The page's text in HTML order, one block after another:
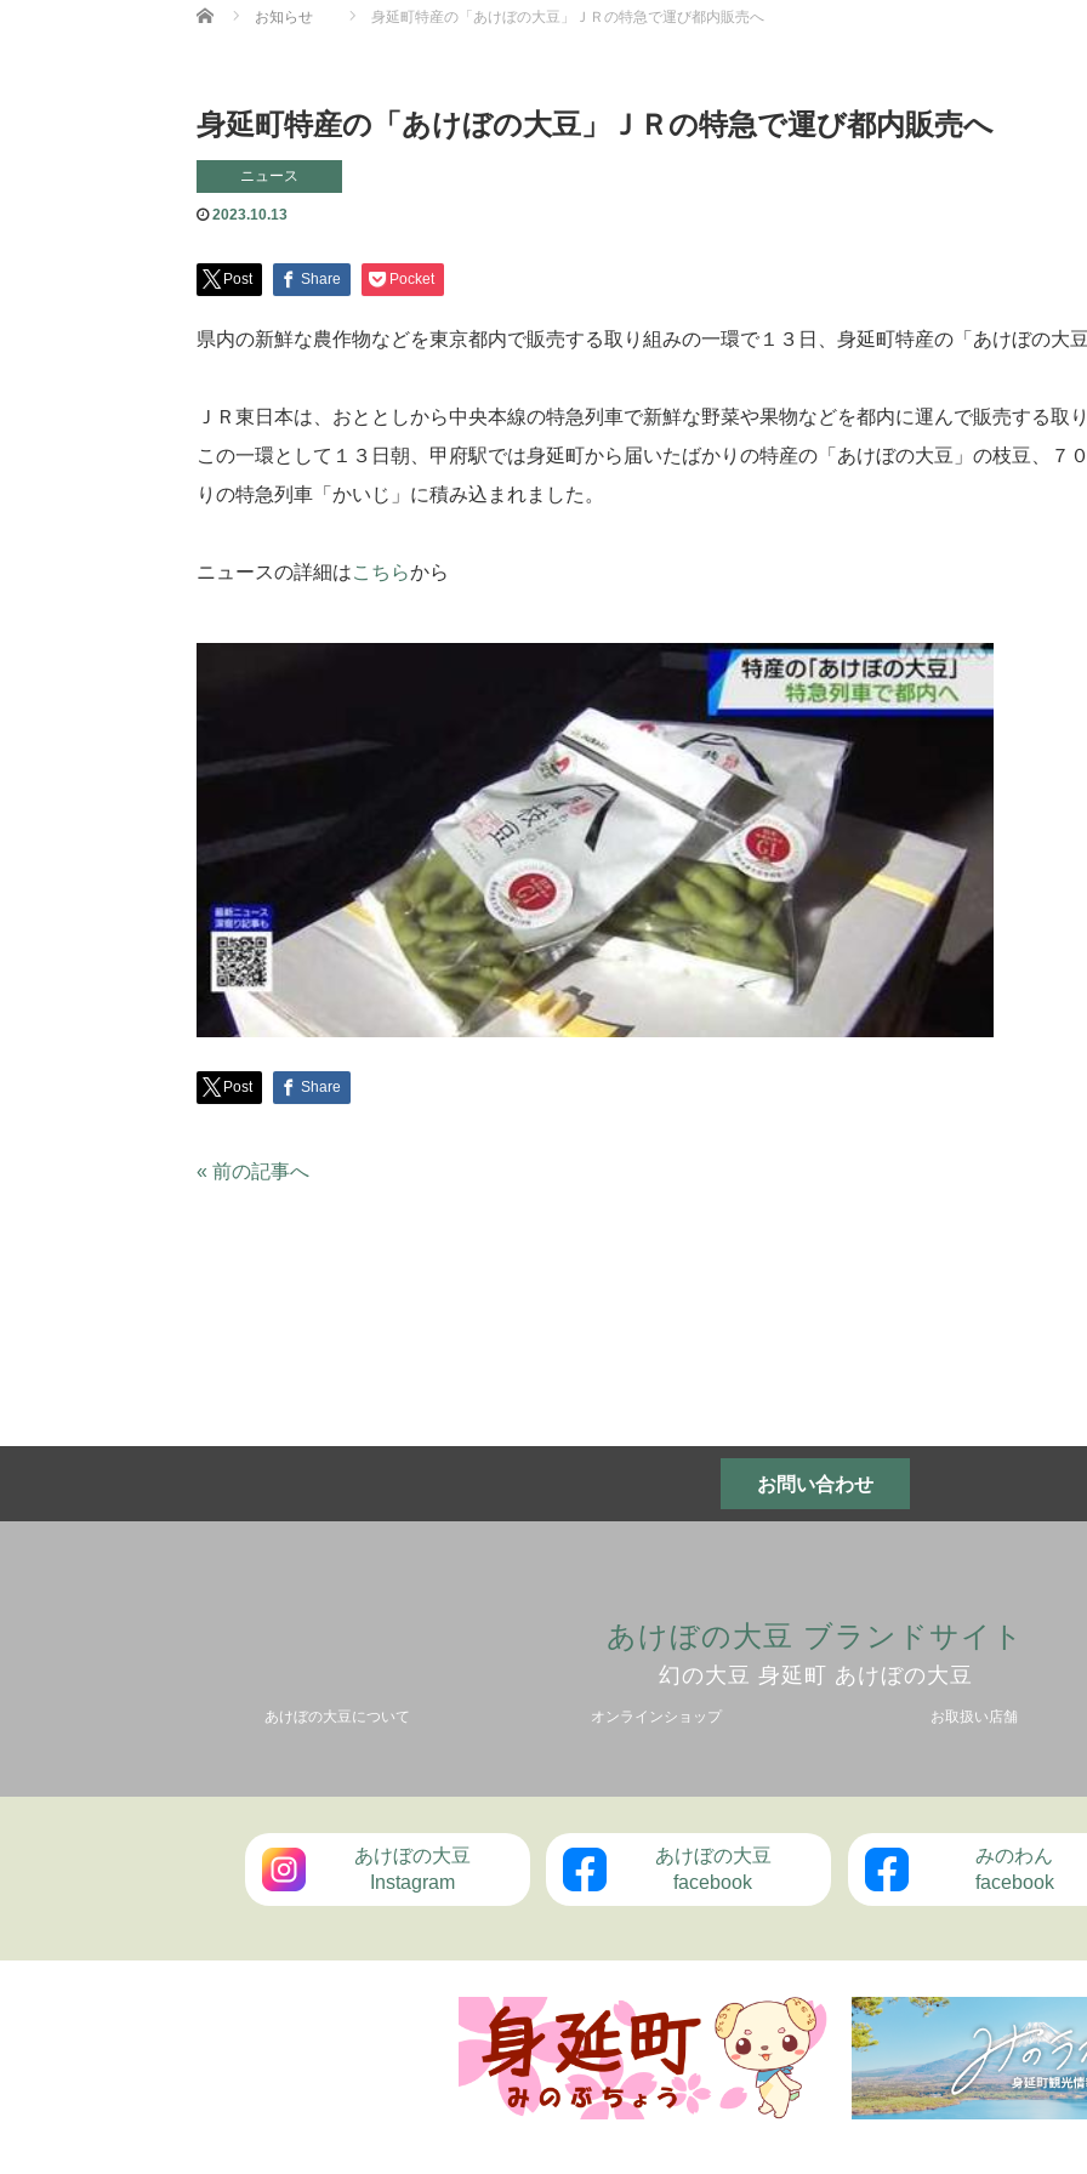
Home お知らせ 身延町特産の「あけぼの大豆」ＪＲの特急で運び都内販売へ
身延町特産の「あけぼの大豆」ＪＲの特急で運び都内販売へ
ニュース
2023.10.13
Post Share Pocket
県内の新鮮な農作物などを東京都内で販売する取り組みの一環で１３日、身延町特産の「あけぼの大
ＪＲ東日本は、おととしから中央本線の特急列車で新鮮な野菜や果物などを都内に運んで販売する取
この一環として１３日朝、甲府駅では身延町から届いたばかりの特産の「あけぼの大豆」の枝豆、７
りの特急列車「かいじ」に積み込まれました。
ニュースの詳細はこちらから
Post Share
« 前の記事へ
お問い合わせ
あけぼの大豆 ブランドサイト
幻の大豆 身延町 あけぼの大豆
あけぼの大豆について オンラインショップ お取扱い店舗
あけぼの大豆
Instagram
あけぼの大豆
facebook
みのわん
facebook